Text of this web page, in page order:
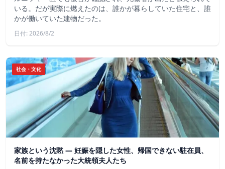
いる。だが実際に燃えたのは、誰かが暮らしていた住宅と、誰
かが働いていた建物だった。
日付: 2026/8/2
社会・文化
家族という沈黙 ― 妊娠を隠した女性、帰国できない駐在員、
名前を持たなかった大統領夫人たち